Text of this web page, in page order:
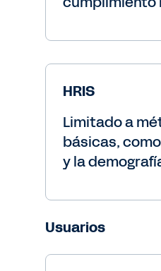
HRIS
Limitado a
básicas,
y la
Usuarios